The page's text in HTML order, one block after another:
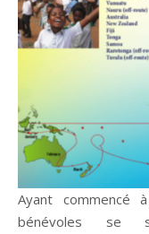
Ayant commencé
bénévoles se